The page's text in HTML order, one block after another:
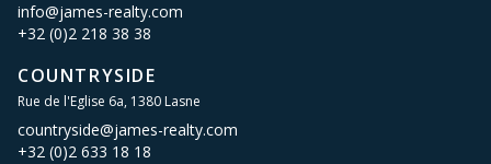
info@james-realty.com
+32 (0)2 218 38 38
COUNTRYSIDE
Rue de l'Eglise 6a, 1380 Lasne
countryside@james-realty.com
+32 (0)2 633 18 18